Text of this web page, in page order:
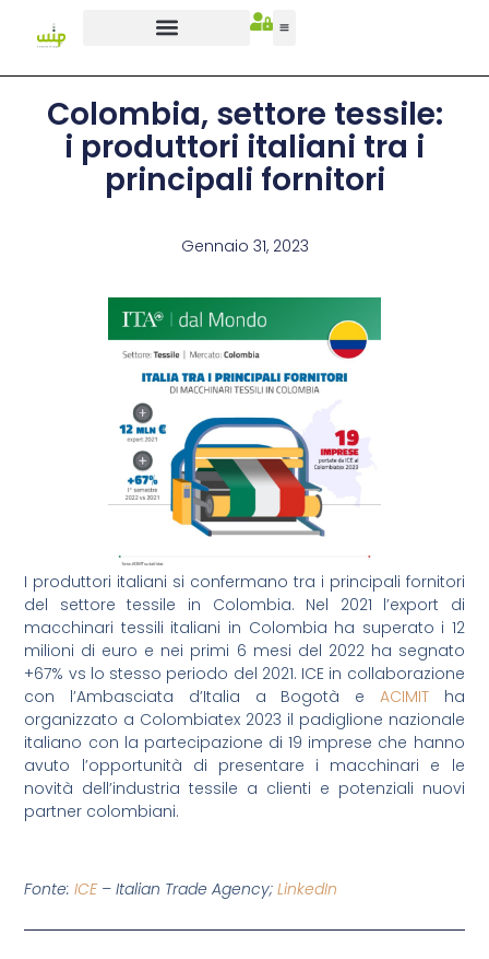
Colombia, settore tessile:
i produttori italiani tra i
principali fornitori
Gennaio 31, 2023
I produttori italiani si confermano tra i principali fornitori
del settore tessile in Colombia. Nel 2021 l’export di
macchinari tessili italiani in Colombia ha superato i 12
milioni di euro e nei primi 6 mesi del 2022 ha segnato
+67% vs lo stesso periodo del 2021. ICE in collaborazione
con l’Ambasciata d’Italia a Bogotà e ACIMITha
organizzato a Colombiatex 2023 il padiglione nazionale
italiano con la partecipazione di 19 imprese che hanno
avuto l’opportunità di presentare i macchinari e le
novità dell’industria tessile a clienti e potenziali nuovi
partner colombiani.
Fonte:ICE– Italian Trade Agency;LinkedIn